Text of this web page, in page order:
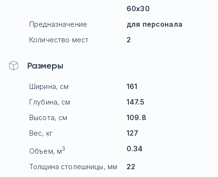
60х30
Предназначение
для персонала
Количество мест
2
Размеры
Ширина, см
161
Глубина, см
147.5
Высота, см
109.8
Вес, кг
127
Объем, м3 0.34
Толщина столешницы, мм 22